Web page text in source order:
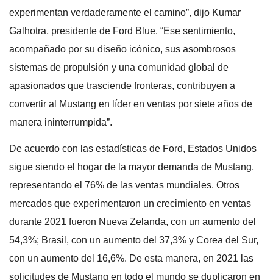
experimentan verdaderamente el camino”, dijo Kumar
Galhotra, presidente de Ford Blue. “Ese sentimiento,
acompañado por su diseño icónico, sus asombrosos
sistemas de propulsión y una comunidad global de
apasionados que trasciende fronteras, contribuyen a
convertir al Mustang en líder en ventas por siete años de
manera ininterrumpida”.
De acuerdo con las estadísticas de Ford, Estados Unidos
sigue siendo el hogar de la mayor demanda de Mustang,
representando el 76% de las ventas mundiales. Otros
mercados que experimentaron un crecimiento en ventas
durante 2021 fueron Nueva Zelanda, con un aumento del
54,3%; Brasil, con un aumento del 37,3% y Corea del Sur,
con un aumento del 16,6%. De esta manera, en 2021 las
solicitudes de Mustang en todo el mundo se duplicaron en